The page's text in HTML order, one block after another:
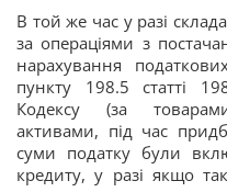
В той же час у разі
за операціями з
нарахування
пункту 198.5 статті
Кодексу (за
активами, під час
суми податку були
кредиту, у разі якщо